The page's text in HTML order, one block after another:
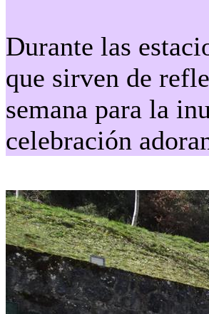
Durante las
que sirven de
semana para la
celebración